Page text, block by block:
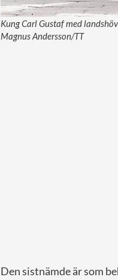
Kung Carl Gustaf med
Magnus Andersson/TT
Den sistnämde är som